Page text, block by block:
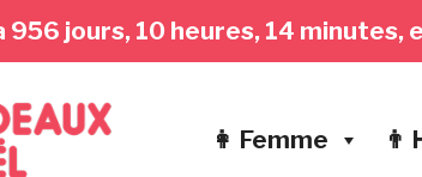
956 jours, 10 heures, 14 minutes,
👩 Femme 👨